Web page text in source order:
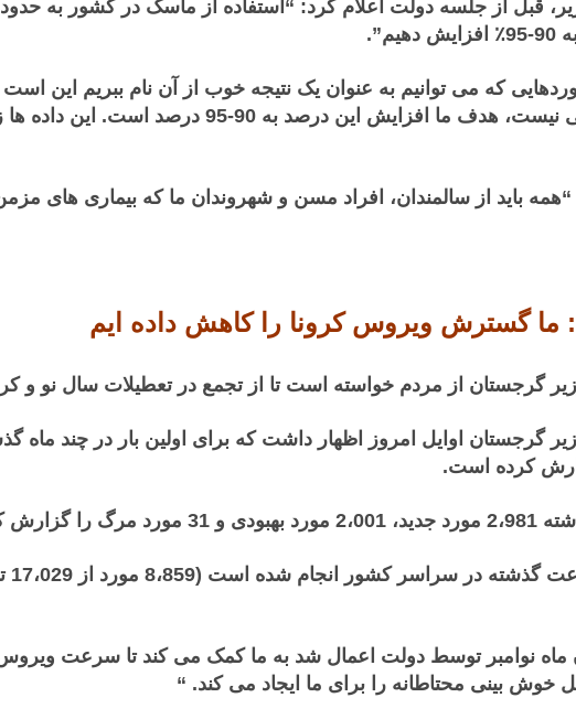
است، اما حتی این نیز کافی نیست، هدف ما
“همه باید از سالمندان، افراد مسن و شهروندان ما که بیماری های
ما گسترش ویروس کرونا را کاهش داده ایم
گرجستان از مردم خواسته است تا از تجمع در تعطیلات سال نو و
ماه نوامبر توسط دولت اعمال شد به ما کمک می کند تا سرعت
خوش بینی محتاطانه را برای ما ایجاد می کند. “